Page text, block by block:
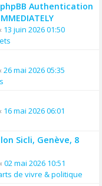
phpBB Authentication
13 juin 2026 01:50
26 mai 2026 05:35
16 mai 2026 06:01
Sicli, Genève, 8
02 mai 2026 10:51
de vivre & politique